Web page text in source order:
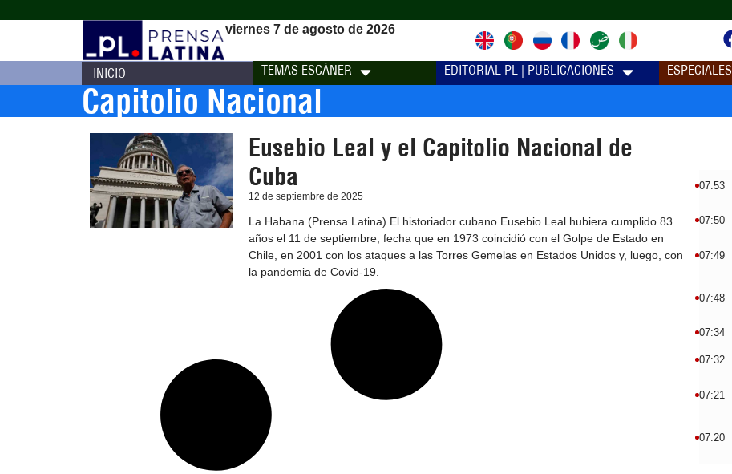
viernes 7 de agosto de 2026
INICIO TEMAS ESCÁNER EDITORIAL PL | PUBLICACIONES ESPECIALES
Capitolio Nacional
Eusebio Leal y el Capitolio Nacional de
Cuba
12 de septiembre de 2025
La Habana (Prensa Latina) El historiador cubano Eusebio Leal hubiera cumplido 83
años el 11 de septiembre, fecha que en 1973 coincidió con el Golpe de Estado en
Chile, en 2001 con los ataques a las Torres Gemelas en Estados Unidos y, luego, con
la pandemia de Covid-19.
07:53
07:50
07:49
07:48
07:34
07:32
07:21
07:20